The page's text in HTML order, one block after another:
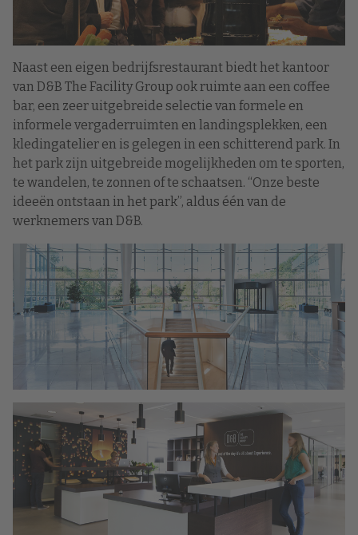
Naast een eigen bedrijfsrestaurant biedt het kantoor
van D&B The Facility Group ook ruimte aan een coffee
bar, een zeer uitgebreide selectie van formele en
informele vergaderruimten en landingsplekken, een
kledingatelier en is gelegen in een schitterend park. In
het park zijn uitgebreide mogelijkheden om te sporten,
te wandelen, te zonnen of te schaatsen. “Onze beste
ideeën ontstaan in het park”, aldus één van de
werknemers van D&B.